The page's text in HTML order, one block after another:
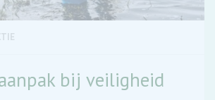
bij veiligheid